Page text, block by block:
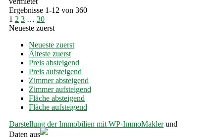
Ergebnisse 1-12 von 360
1 2 3 … 30
Neueste zuerst
Neueste zuerst
Älteste zuerst
Preis absteigend
Preis aufsteigend
Zimmer absteigend
Zimmer aufsteigend
Fläche absteigend
Fläche aufsteigend
Darstellung der Immobilien mit WP-ImmoMaklerund
Daten aus